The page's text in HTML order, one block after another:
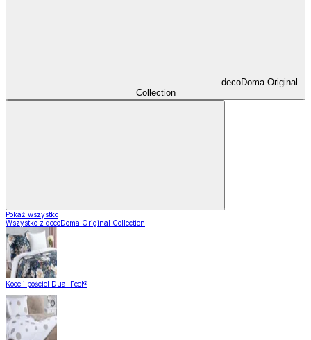
decoDoma Original
Collection
Pokaż wszystko
Wszystko z decoDoma Original Collection
Koce i pościel Dual Feel®